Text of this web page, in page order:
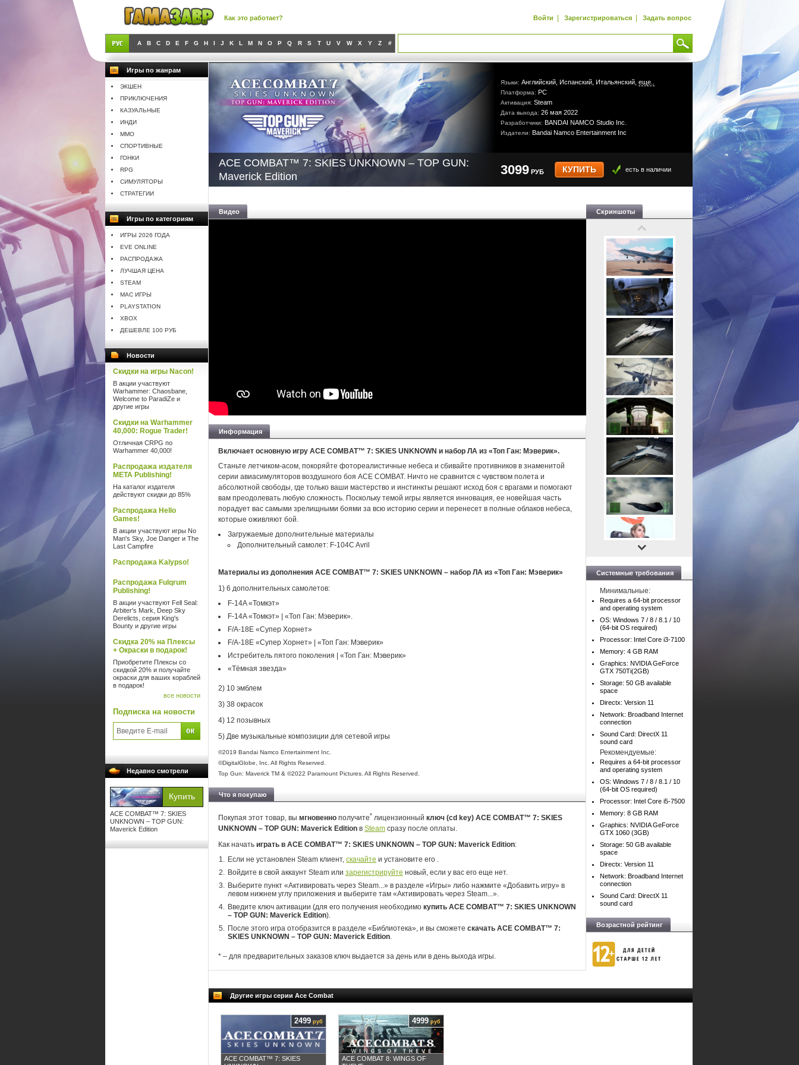
Как это работает? Войти | Зарегистрироваться | Задать вопрос
A B C D E F G H I J K L M N O P Q R S T U V W X Y Z #
Игры по жанрам
ЭКШЕН
ПРИКЛЮЧЕНИЯ
КАЗУАЛЬНЫЕ
ИНДИ
MMO
СПОРТИВНЫЕ
ГОНКИ
RPG
СИМУЛЯТОРЫ
СТРАТЕГИИ
Игры по категориям
ИГРЫ 2026 ГОДА
EVE ONLINE
РАСПРОДАЖА
ЛУЧШАЯ ЦЕНА
STEAM
MAC ИГРЫ
PLAYSTATION
XBOX
ДЕШЕВЛЕ 100 РУБ
Новости
Скидки на игры Nacon!
В акции участвуют
Warhammer: Chaosbane,
Welcome to ParadiZe и
другие игры
Скидки на Warhammer
40,000: Rogue Trader!
Отличная CRPG по
Warhammer 40,000!
Распродажа издателя
META Publishing!
На каталог издателя
действуют скидки до 85%
Распродажа Hello
Games!
В акции участвуют игры No
Man's Sky, Joe Danger и The
Last Campfire
Распродажа Kalypso!
Распродажа Fulqrum
Publishing!
В акции участвуют Fell Seal:
Arbiter's Mark, Deep Sky
Derelicts, серия King's
Bounty и другие игры
Скидка 20% на Плексы
+ Окраски в подарок!
Приобретите Плексы со
скидкой 20% и получайте
окраски для ваших кораблей
в подарок!
все новости
Подписка на новости
Недавно смотрели
ACE COMBAT™ 7: SKIES
UNKNOWN – TOP GUN:
Maverick Edition
Языки: Английский, Испанский, Итальянский, еще..
Платформа: PC
Активация: Steam
Дата выхода: 26 мая 2022
Разработчики: BANDAI NAMCO Studio Inc.
Издатели: Bandai Namco Entertainment Inc
ACE COMBAT™ 7: SKIES UNKNOWN – TOP GUN:
Maverick Edition
3099 РУБ КУПИТЬ есть в наличии
Видео
Информация
Включает основную игру ACE COMBAT™ 7: SKIES UNKNOWN и набор ЛА из «Топ Ган: Мэверик».
Станьте летчиком-асом, покоряйте фотореалистичные небеса и сбивайте противников в знаменитой
серии авиасимуляторов воздушного боя ACE COMBAT. Ничто не сравнится с чувством полета и
абсолютной свободы, где только ваши мастерство и инстинкты решают исход боя с врагами и помогают
вам преодолевать любую сложность. Поскольку темой игры является инновация, ее новейшая часть
порадует вас самыми зрелищными боями за всю историю серии и перенесет в полные облаков небеса,
которые оживляют бой.
Загружаемые дополнительные материалы
Дополнительный самолет: F-104C Avril
Материалы из дополнения ACE COMBAT™ 7: SKIES UNKNOWN – набор ЛА из «Топ Ган: Мэверик»
1) 6 дополнительных самолетов:
F-14A «Томкэт»
F-14A «Томкэт» | «Топ Ган: Мэверик».
F/A-18E «Супер Хорнет»
F/A-18E «Супер Хорнет» | «Топ Ган: Мэверик»
Истребитель пятого поколения | «Топ Ган: Мэверик»
«Тёмная звезда»
2) 10 эмблем
3) 38 окрасок
4) 12 позывных
5) Две музыкальные композиции для сетевой игры
©2019 Bandai Namco Entertainment Inc.
©DigitalGlobe, Inc. All Rights Reserved.
Top Gun: Maverick TM & ©2022 Paramount Pictures. All Rights Reserved.
Что я покупаю
Покупая этот товар, вы мгновенно получите* лицензионный ключ (cd key) ACE COMBAT™ 7: SKIES
UNKNOWN – TOP GUN: Maverick Edition в Steam сразу после оплаты.
Как начать играть в ACE COMBAT™ 7: SKIES UNKNOWN – TOP GUN: Maverick Edition:
Если не установлен Steam клиент, скачайте и установите его .
Войдите в свой аккаунт Steam или зарегистрируйте новый, если у вас его еще нет.
Выберите пункт «Активировать через Steam...» в разделе «Игры» либо нажмите «Добавить игру» в
левом нижнем углу приложения и выберите там «Активировать через Steam...».
Введите ключ активации (для его получения необходимо купить ACE COMBAT™ 7: SKIES UNKNOWN
– TOP GUN: Maverick Edition).
После этого игра отобразится в разделе «Библиотека», и вы сможете скачать ACE COMBAT™ 7:
SKIES UNKNOWN – TOP GUN: Maverick Edition.
* – для предварительных заказов ключ выдается за день или в день выхода игры.
Скриншоты
Системные требования
Минимальные:
Requires a 64-bit processor
and operating system
OS: Windows 7 / 8 / 8.1 / 10
(64-bit OS required)
Processor: Intel Core i3-7100
Memory: 4 GB RAM
Graphics: NVIDIA GeForce
GTX 750Ti(2GB)
Storage: 50 GB available
space
Directx: Version 11
Network: Broadband Internet
connection
Sound Card: DirectX 11
sound card
Рекомендуемые:
Requires a 64-bit processor
and operating system
OS: Windows 7 / 8 / 8.1 / 10
(64-bit OS required)
Processor: Intel Core i5-7500
Memory: 8 GB RAM
Graphics: NVIDIA GeForce
GTX 1060 (3GB)
Storage: 50 GB available
space
Directx: Version 11
Network: Broadband Internet
connection
Sound Card: DirectX 11
sound card
Возрастной рейтинг
Другие игры серии Ace Combat
ACE COMBAT™ 7: SKIES
2499 руб
ACE COMBAT 8: WINGS OF
4999 руб